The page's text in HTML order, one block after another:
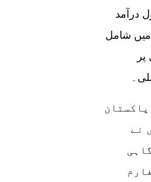
مالیت کا تقریباً 973,000 ٹن چاول درآمد
میں شامل
پر
نے